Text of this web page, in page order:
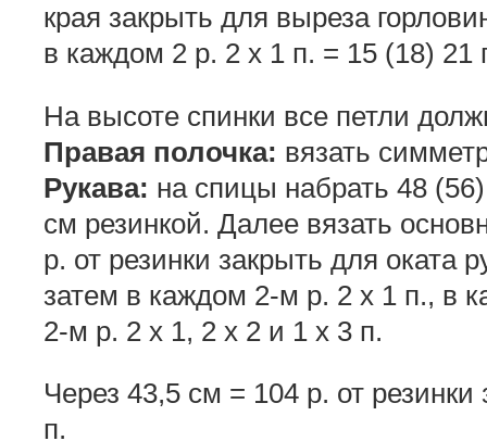
края закрыть для выреза
в каждом 2 р. 2 х 1 п. = 15 (18) 21
На высоте спинки все петли
Правая полочка: вязать
Рукава: на спицы набрать 48
см резинкой. Далее вязать
р. от резинки закрыть для оката
затем в каждом 2-м р. 2 х 1 п., в
2-м р. 2 х 1, 2 х 2 и 1 х 3 п.
Через 43,5 см = 104 р. от
п.